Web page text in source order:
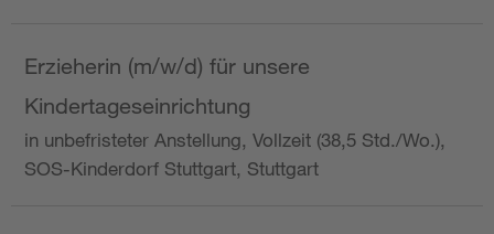
Erzieherin (m/w/d) für unsere
Kindertageseinrichtung
in unbefristeter Anstellung, Vollzeit (38,5 Std./Wo.),
SOS-Kinderdorf Stuttgart, Stuttgart